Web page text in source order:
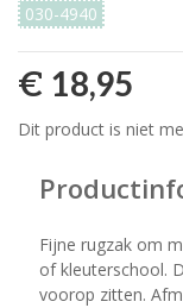
030-4940
€ 18,95
Dit product is niet
Fijne rugzak om
of kleuterschool.
voorop zitten.